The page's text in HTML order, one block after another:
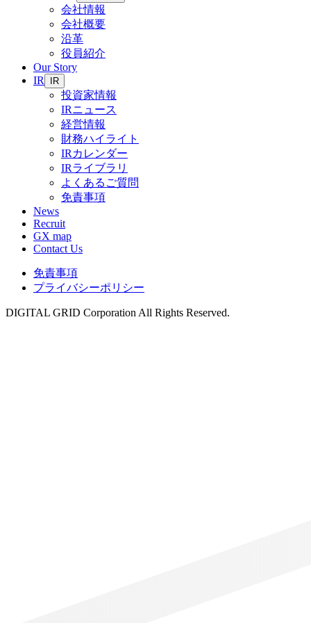
会社情報
会社概要
沿革
役員紹介
Our Story
IR
IR
投資家情報
IRニュース
経営情報
財務ハイライト
IRカレンダー
IRライブラリ
よくあるご質問
免責事項
News
Recruit
GX map
Contact Us
免責事項
プライバシーポリシー
DIGITAL GRID Corporation All Rights Reserved.